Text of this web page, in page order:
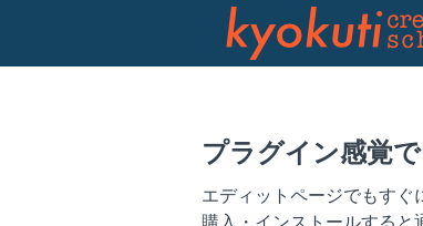
プラグイン感覚
エディットページでもすぐ
購入・インストールすると